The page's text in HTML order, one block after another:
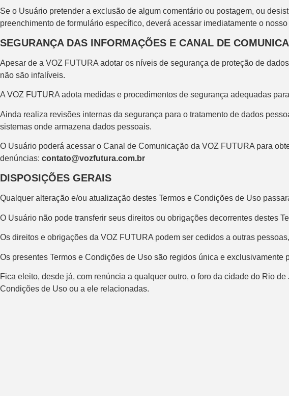
Se o Usuário pretender a exclusão de algum comentário ou postagem, ou
preenchimento de formulário específico, deverá acessar imediatamente o
SEGURANÇA DAS INFORMAÇÕES E CANAL DE
Apesar de a VOZ FUTURA adotar os níveis de segurança de proteção de
não são infalíveis.
A VOZ FUTURA adota medidas e procedimentos de segurança adequadas
Ainda realiza revisões internas da segurança para o tratamento de dados
sistemas onde armazena dados pessoais.
O Usuário poderá acessar o Canal de Comunicação da VOZ FUTURA para
denúncias: contato@vozfutura.com.br
DISPOSIÇÕES GERAIS
Qualquer alteração e/ou atualização destes Termos e Condições de Uso
O Usuário não pode transferir seus direitos ou obrigações decorrentes destes
Os direitos e obrigações da VOZ FUTURA podem ser cedidos a outras
Os presentes Termos e Condições de Uso são regidos única e
Fica eleito, desde já, com renúncia a qualquer outro, o foro da cidade do Rio
Condições de Uso ou a ele relacionadas.